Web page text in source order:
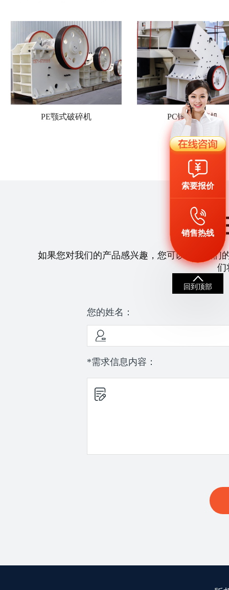
PE颚式破碎机 PC锤式破碎机
如果您对我们的产品感兴趣，您可以拨打我们
们
您的姓名：
*需求信息内容：
索要报价
销售热线
回到顶部